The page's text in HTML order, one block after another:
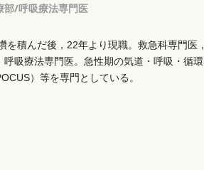
部/呼吸療法専門医
積んだ後，22年より現職。救急科専門医，
吸療法専門医。急性期の気道・呼吸・循環
）等を専門としている。